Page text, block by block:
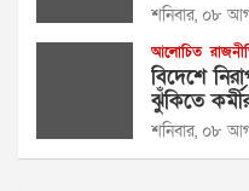
শনিবার, ০৮
আলোচিত
বিদেশে
ঝুঁকিতে
শনিবার, ০৮